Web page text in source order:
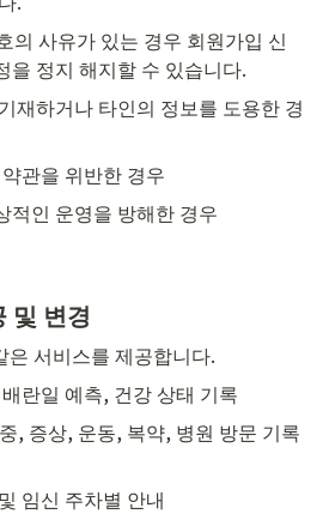
의 사유가 있는 경우 회원가입 신
을 정지 해지할 수 있습니다.
재하거나 타인의 정보를 도용한 경
관을 위반한 경우
적인 운영을 방해한 경우
및 변경
은 서비스를 제공합니다.
란일 예측, 건강 상태 기록
, 증상, 운동, 복약, 병원 방문 기록
임신 주차별 안내